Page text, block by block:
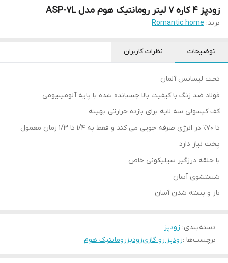
زودپز 4 کاره 7 لیتر رومانتیک هوم مدل ASP-7L
برند: Romantic home
توضیحات نظرات کاربران
تحت لیسانس آلمان
فولاد ضد زنگ با کیفیت بالا چسبانده شده با پایه آلومینیومی
کف کپسولی سه لایه برای بازده حرارتی بهینه
تا 70٪ در انرژی صرفه جویی می کند و فقط به 1/4 تا 1/3 زمان معمول
پخت نیاز دارد
با حلقه درزگیر سیلیکونی خاص
شستشوی آسان
باز و بسته شدن آسان
دسته‌بندی: زودپز
برچسب‌ها :زودپز رو گازیزودپزرومانتیک هوم